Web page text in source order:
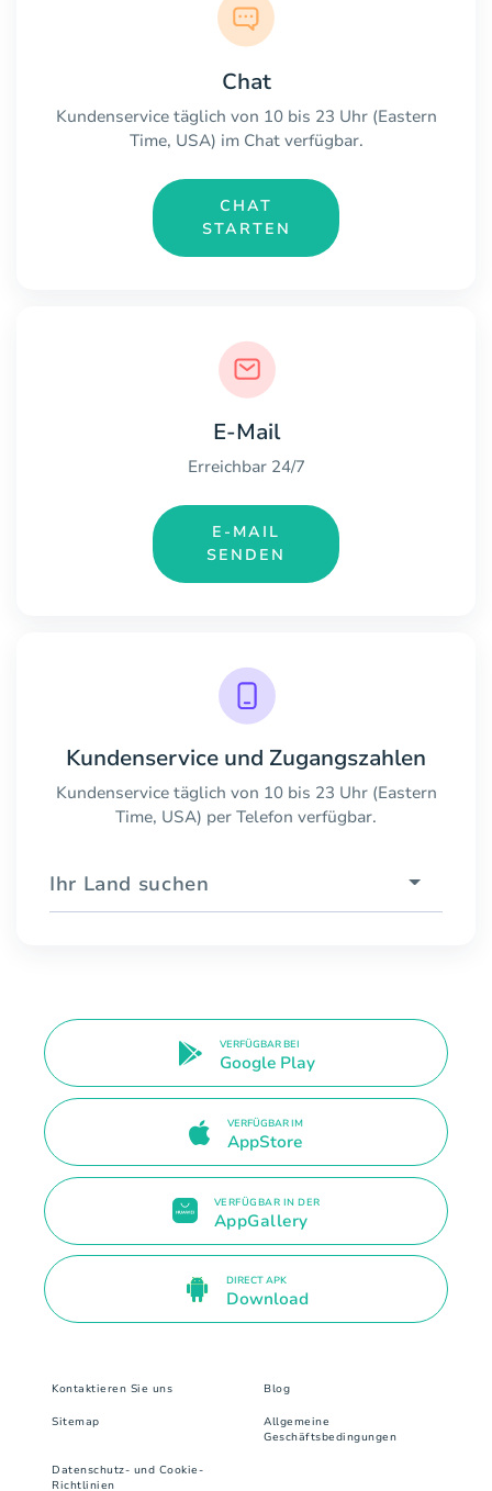
Chat
Kundenservice täglich von 10 bis 23 Uhr (Eastern
Time, USA) im Chat verfügbar.
CHAT
STARTEN
E-Mail
Erreichbar 24/7
E-MAIL
SENDEN
Kundenservice und Zugangszahlen
Kundenservice täglich von 10 bis 23 Uhr (Eastern
Time, USA) per Telefon verfügbar.
Ihr Land suchen
VERFÜGBAR BEI
Google Play
VERFÜGBAR IM
AppStore
VERFÜGBAR IN DER
AppGallery
DIRECT APK
Download
Kontaktieren Sie uns Blog
Sitemap
Allgemeine
Geschäftsbedingungen
Datenschutz- und Cookie-
Richtlinien